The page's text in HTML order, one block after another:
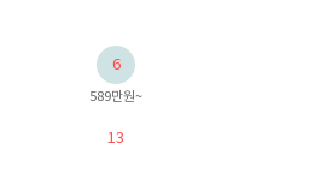
6
589만원~
13